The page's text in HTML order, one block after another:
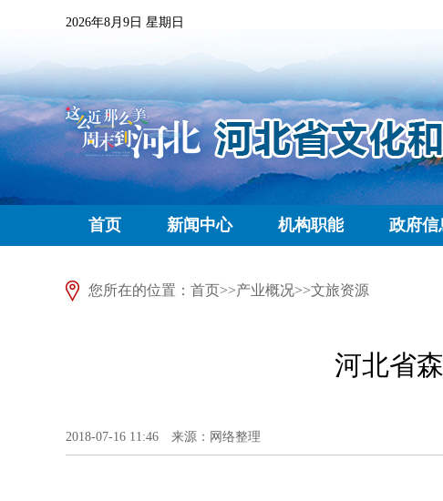
2026年8月9日 星期日
首页 新闻中心 机构职能 政府信
您所在的位置： 首页>>产业概况>>文旅资源
河北省
2018-07-16 11:46 来源：网络整理